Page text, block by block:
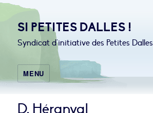
SI PETITES DALLES !
Syndicat d'initiative des Petites Dalles
MENU
D. Héranval